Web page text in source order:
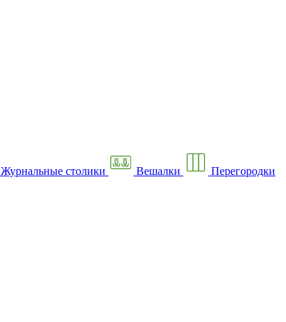
Журнальные столики Вешалки Перегородки